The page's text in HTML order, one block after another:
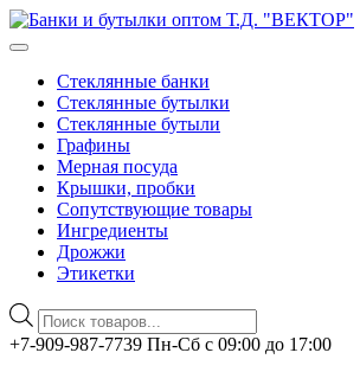
Стеклянные банки
Стеклянные бутылки
Стеклянные бутыли
Графины
Мерная посуда
Крышки, пробки
Сопутствующие товары
Ингредиенты
Дрожжи
Этикетки
Поиск
товаров
Перейти
+7-909-987-7739 Пн-Сб с 09:00 до 17:00